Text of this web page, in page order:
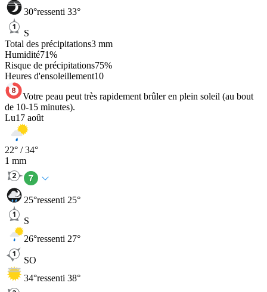
30°ressenti 33°
S
Total des précipitations3 mm
Humidité71%
Risque de précipitations75%
Heures d'ensoleillement10
Votre peau peut très rapidement brûler en plein soleil (au bout
de 10-15 minutes).
Lu17 août
22° /34°
1 mm
25°ressenti 25°
S
26°ressenti 27°
SO
34°ressenti 38°